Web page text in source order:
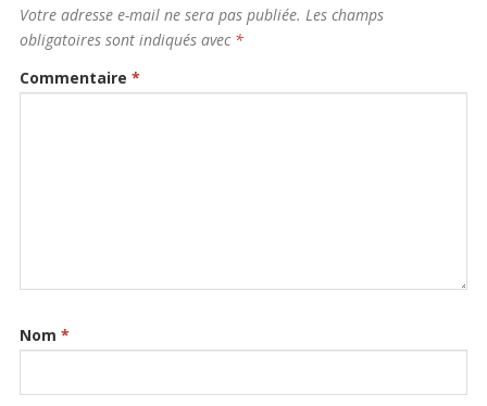
Votre adresse e-mail ne sera pas publiée. Les champs
obligatoires sont indiqués avec *
Commentaire *
Nom *